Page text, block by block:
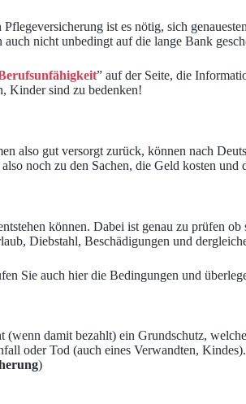
ist es nötig, sich
nicht unbedingt auf die lange Bank
” auf der Seite, die
Kinder sind zu bedenken!
also gut versorgt zurück, können nach
noch zu den Sachen, die Geld kosten
können. Dabei ist genau zu prüfen
Diebstahl, Beschädigungen und
Sie auch hier die Bedingungen und
damit bezahlt) ein Grundschutz,
oder Tod (auch eines Verwandten,
)